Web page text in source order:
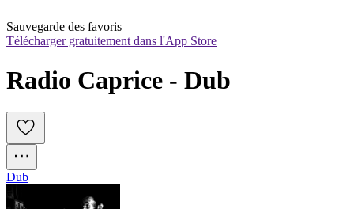
Sauvegarde des favoris
Télécharger gratuitement dans l'App Store
Radio Caprice - Dub
Dub